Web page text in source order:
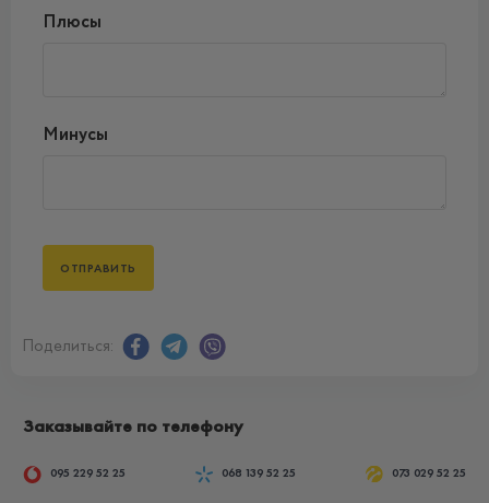
Плюсы
Минусы
Поделиться:
Заказывайте по телефону
095 229 52 25 068 139 52 25 073 029 52 25